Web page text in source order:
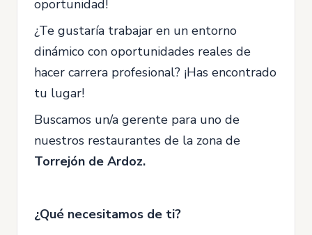
oportunidad!
¿Te gustaría trabajar en un entorno
dinámico con oportunidades reales de
hacer carrera profesional? ¡Has encontrado
tu lugar!
Buscamos un/a gerente para uno de
nuestros restaurantes de la zona de
Torrejón de Ardoz.
¿Qué necesitamos de ti?